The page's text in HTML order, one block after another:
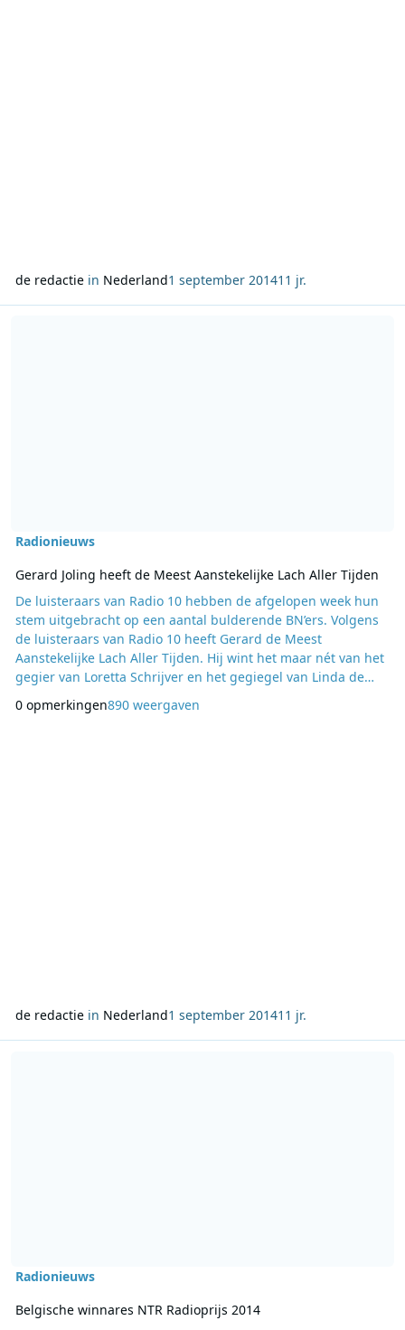
de redactiein Nederland1 september 201411 jr.
Radionieuws
Gerard Joling heeft de Meest Aanstekelijke Lach Aller Tijden
De luisteraars van Radio 10 hebben de afgelopen week hun
stem uitgebracht op een aantal bulderende BN’ers. Volgens
de luisteraars van Radio 10 heeft Gerard de Meest
Aanstekelijke Lach Aller Tijden. Hij wint het maar nét van het
gegier van Loretta Schrijver en het gegiegel van Linda de
vinden lachen. Ik zat laatst op de verjaardag van mijn
0 opmerkingen890 weergaven
de redactiein Nederland1 september 201411 jr.
Radionieuws
Belgische winnares NTR Radioprijs 2014